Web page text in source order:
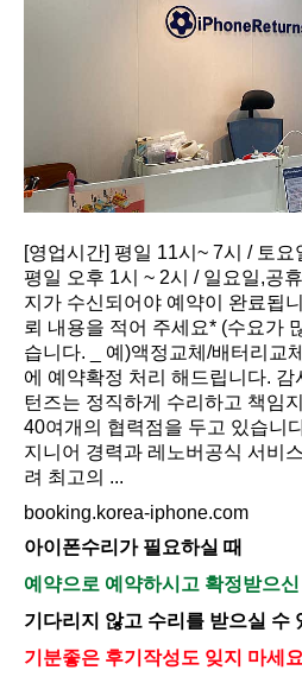
[영업시간] 평일 11시~ 7시 / 토
평일 오후 1시 ~ 2시 / 일요일,공
지가 수신되어야 예약이 완료됩
뢰 내용을 적어 주세요* (수요가
습니다. _ 예)액정교체/배터리교
에 예약확정 처리 해드립니다. 감
턴즈는 정직하게 수리하고 책임
40여개의 협력점을 두고 있습니
지니어 경력과 레노버공식 서비
려 최고의 ...
booking.korea-iphone.com
아이폰수리가 필요하실 때
예약으로 예약하시고 확정받으
기다리지 않고 수리를 받으실 수
기분좋은 후기작성도 잊지 마세